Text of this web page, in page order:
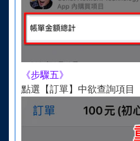
《步驟五》
點選【訂單】中欲查詢項目